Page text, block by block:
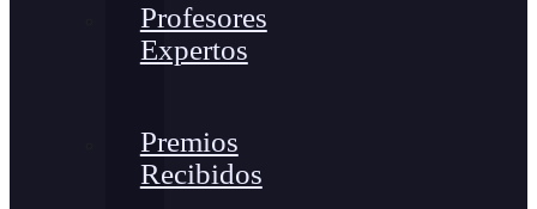
Profesores
Expertos
Premios
Recibidos